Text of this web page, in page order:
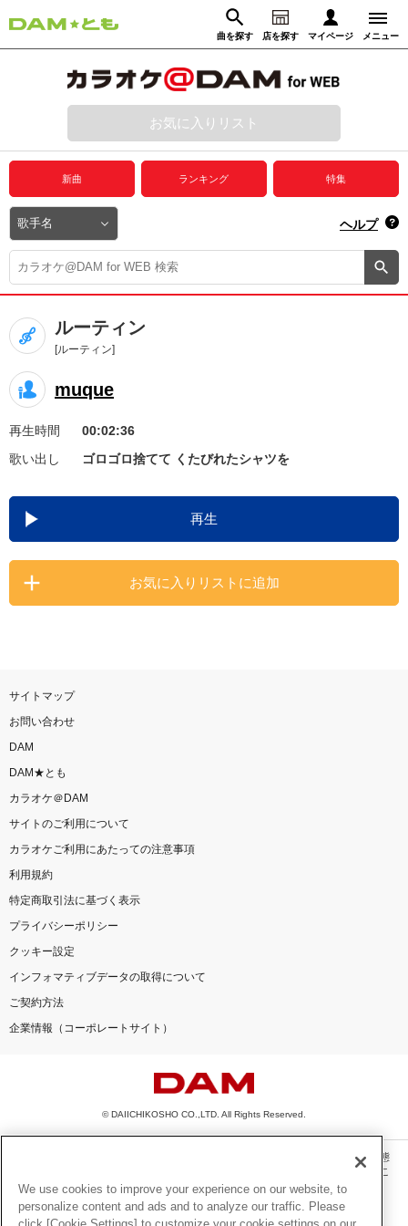
曲を探す 店を探す マイページ メニュー
動画からさがす 録音からさがす
ログイン
プレミアムサービス
DAM★とも動画
DAM★とも録音
カラオケ＠DAM
ユーザー検索
キャンペーン
お知らせ よくあるご質問
DAMの新曲・ランキングなど
カラオケ最新情報をチェック！
お気に入りリスト
新曲 ランキング 特集
ヘルプ
ルーティン
[ルーティン]
muque
再生時間
00:02:36
歌い出し
ゴロゴロ捨てて くたびれたシャツを
再生
お気に入りリストに追加
サイトマップ
お問い合わせ
DAM
DAM★とも
カラオケ＠DAM
サイトのご利用について
カラオケご利用にあたっての注意事項
利用規約
特定商取引法に基づく表示
プライバシーポリシー
クッキー設定
インフォマティブデータの取得について
ご契約方法
企業情報（コーポレートサイト）
© DAIICHIKOSHO CO.,LTD. All Rights Reserved.
このサイトに掲載されている一切の文章・画像・写真・動画・音声等を、手段や形態
を問わず、著作権法の定める範囲を超えて無断で複製、転載、ファイル化などするこ
とを禁じます。
楽曲及びコンテンツは、機種によりご利用いただけない場合があります。
We use cookies to improve your experience on our website, to
personalize content and ads and to analyze our traffic. Please